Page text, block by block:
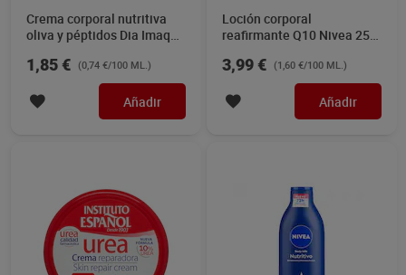
Crema corporal nutritiva
oliva y péptidos Dia Imaqe
1,85 € (0,74 €/100 ML.)
Añadir
Loción corporal
reafirmante Q10 Nivea 250
3,99 € (1,60 €/100 ML.)
Añadir